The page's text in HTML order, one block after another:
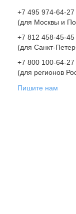
+7 495 974-64-27
(для Москвы и
+7 812 458-45-45
(для Санкт-
+7 800 100-64-27
(для регионов
Пишите нам